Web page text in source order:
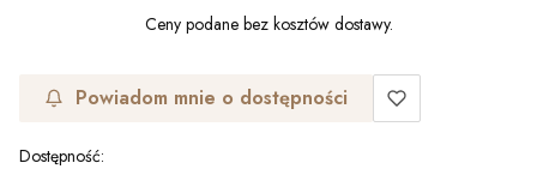
Ceny podane bez kosztów dostawy.
Powiadom mnie o dostępności
Dostępność: